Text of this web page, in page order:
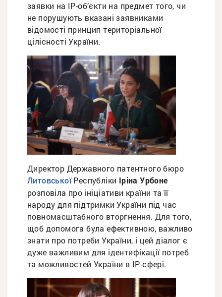
заявки на ІР-об’єкти на предмет того, чи
не порушують вказані заявниками
відомості принцип територіальної
цілісності України.
Директор Державного патентного бюро
ЛитовськоїРеспубліки Іріна Урбоне
розповіла про ініціативи країни та її
народу для підтримки України під час
повномасштабного вторгнення. Для того,
щоб допомога була ефективною, важливо
знати про потреби України, і цей діалог є
дуже важливим для ідентифікації потреб
та можливостей України в ІР-сфері.